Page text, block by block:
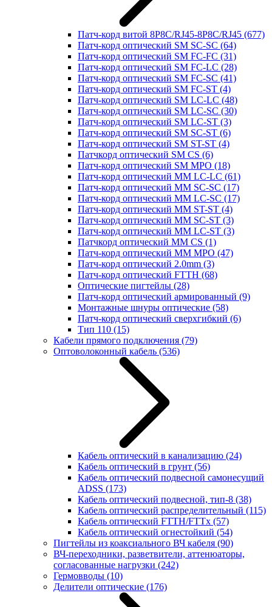
Патч-корд витой 8P8C/RJ45-8P8C/RJ45 (677)
Патч-корд оптический SM SC-SC (64)
Патч-корд оптический SM FC-FC (31)
Патч-корд оптический SM FC-LC (28)
Патч-корд оптический SM FC-SC (41)
Патч-корд оптический SM FC-ST (4)
Патч-корд оптический SM LC-LC (48)
Патч-корд оптический SM LC-SC (30)
Патч-корд оптический SM LC-ST (3)
Патч-корд оптический SM SC-ST (6)
Патч-корд оптический SM ST-ST (4)
Патчкорд оптический SM CS (6)
Патч-корд оптический SM MPO (18)
Патч-корд оптический MM LC-LC (61)
Патч-корд оптический MM SC-SC (17)
Патч-корд оптический MM LC-SC (17)
Патч-корд оптический MM ST-ST (4)
Патч-корд оптический MM SC-ST (3)
Патч-корд оптический MM LC-ST (3)
Патчкорд оптический MM CS (1)
Патч-корд оптический MM MPO (47)
Патч-корд оптический 2.0mm (3)
Патч-корд оптический FTTH (68)
Оптические пигтейлы (28)
Патч-корд оптический армированный (9)
Монтажные шнуры оптические (58)
Патч-корд оптический сверхгибкий (6)
Тип 110 (15)
Кабели прямого подключения (79)
Оптоволоконный кабель (536)
Кабель оптический в канализацию (24)
Кабель оптический в грунт (56)
Кабель оптический подвесной самонесущий
ADSS (173)
Кабель оптический подвесной, тип-8 (38)
Кабель оптический распределительный (115)
Кабель оптический FTTH/FTTx (57)
Кабель оптический огнестойкий (54)
Пигтейлы из коаксиального ВЧ кабеля (90)
ВЧ-переходники, разветвители, аттенюаторы,
согласованные нагрузки (242)
Гермовводы (10)
Делители оптические (176)